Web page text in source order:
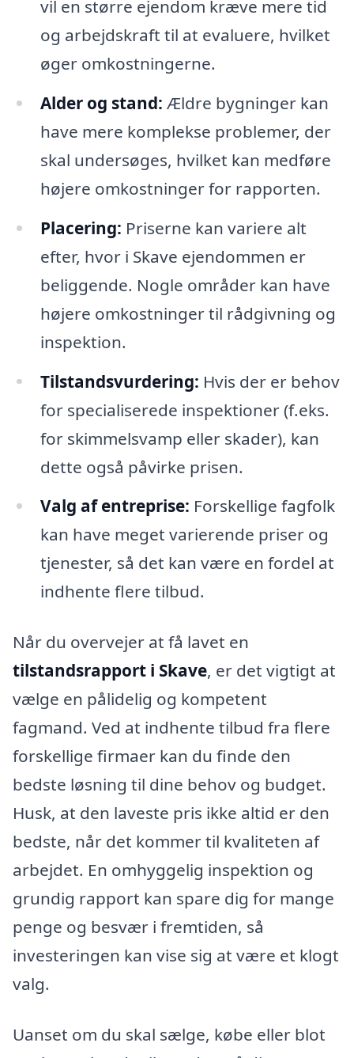
vil en større ejendom kræve mere tid
og arbejdskraft til at evaluere, hvilket
øger omkostningerne.
Alder og stand: Ældre bygninger kan
have mere komplekse problemer, der
skal undersøges, hvilket kan medføre
højere omkostninger for rapporten.
Placering: Priserne kan variere alt
efter, hvor i Skave ejendommen er
beliggende. Nogle områder kan have
højere omkostninger til rådgivning og
inspektion.
Tilstandsvurdering: Hvis der er behov
for specialiserede inspektioner (f.eks.
for skimmelsvamp eller skader), kan
dette også påvirke prisen.
Valg af entreprise: Forskellige fagfolk
kan have meget varierende priser og
tjenester, så det kan være en fordel at
indhente flere tilbud.
Når du overvejer at få lavet en
tilstandsrapport i Skave, er det vigtigt at
vælge en pålidelig og kompetent
fagmand. Ved at indhente tilbud fra flere
forskellige firmaer kan du finde den
bedste løsning til dine behov og budget.
Husk, at den laveste pris ikke altid er den
bedste, når det kommer til kvaliteten af
arbejdet. En omhyggelig inspektion og
grundig rapport kan spare dig for mange
penge og besvær i fremtiden, så
investeringen kan vise sig at være et klogt
valg.
Uanset om du skal sælge, købe eller blot